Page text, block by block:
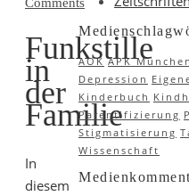
Funkstille
in
der
Familie
In
diesem
AOK APK München
Depression
Kinderbuch
Parentifizierung
Stigmatisierung
Wissenschaft